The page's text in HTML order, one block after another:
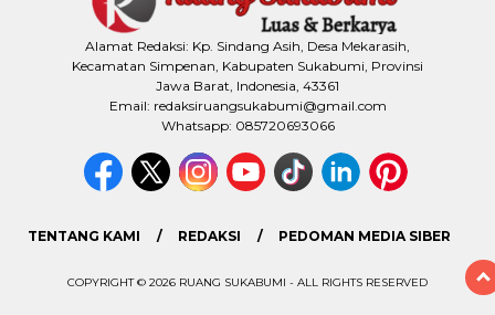
Alamat Redaksi: Kp. Sindang Asih, Desa Mekarasih,
Kecamatan Simpenan, Kabupaten Sukabumi, Provinsi
Jawa Barat, Indonesia, 43361
Email: redaksiruangsukabumi@gmail.com
Whatsapp: 085720693066
TENTANG KAMI REDAKSI PEDOMAN MEDIA SIBER
COPYRIGHT © 2026 RUANG SUKABUMI - ALL RIGHTS RESERVED